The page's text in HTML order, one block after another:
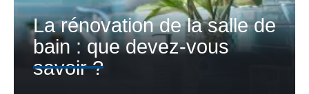
La rénovation de la salle de
bain : que devez-vous
savoir ?